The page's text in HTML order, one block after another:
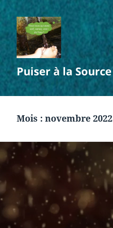
Puiser à la Source
Mois :novembre 2022